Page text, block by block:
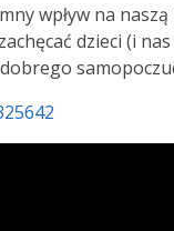
wpływ na
dzieci (i